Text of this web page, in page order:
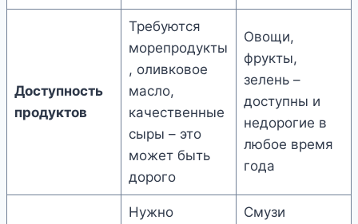
Доступность
продуктов
Требуются
морепродукты
, оливковое
масло,
качественные
сыры – это
может быть
дорого
Овощи,
фрукты,
зелень –
доступны и
недорогие в
любое время
года
Нужно
Смузи